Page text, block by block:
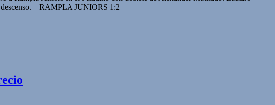
descenso. RAMPLA JUNIORS 1:2